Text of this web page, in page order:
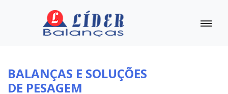
BALANÇAS E SOLUÇÕES
DE PESAGEM